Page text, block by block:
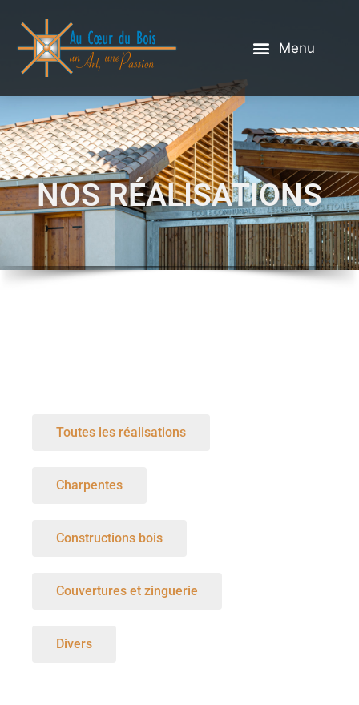
NOS RÉALISATIONS
Toutes les réalisations
Charpentes
Constructions bois
Couvertures et zinguerie
Divers